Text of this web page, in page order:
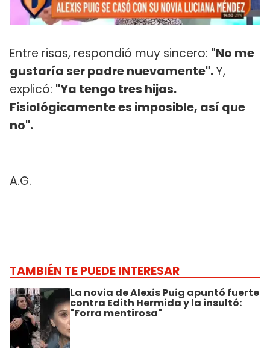
Entre risas, respondió muy sincero: "No me
gustaría ser padre nuevamente".Y,
explicó: "Ya tengo tres hijas.
Fisiológicamente es imposible, así que
no".
A.G.
TAMBIÉN TE PUEDE INTERESAR
La novia de Alexis Puig apuntó fuerte
contra Edith Hermida y la insultó:
"Forra mentirosa"